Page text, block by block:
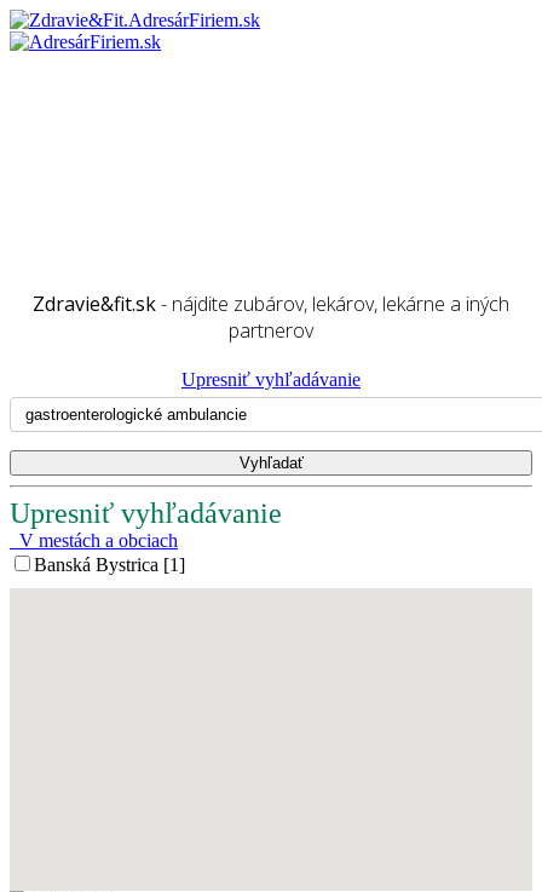
Zdravie&fit.sk- nájdite zubárov, lekárov, lekárne a iných
partnerov
Upresniť vyhľadávanie
Upresniť vyhľadávanie
V mestách a obciach
Banská Bystrica [1]